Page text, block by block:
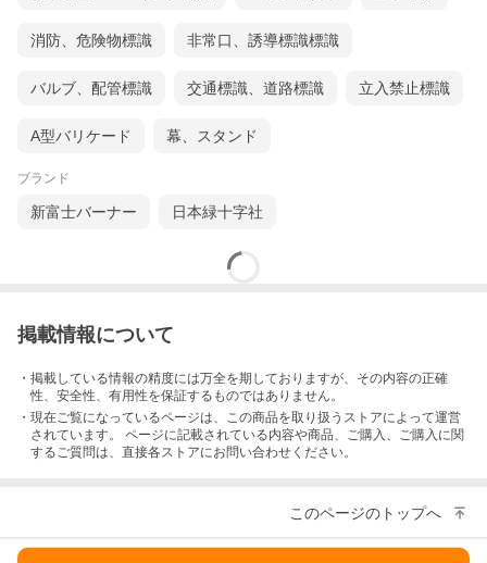
消防、危険物標識 非常口、誘導標識標識
バルブ、配管標識 交通標識、道路標識 立入禁止標識
A型バリケード 幕、スタンド
ブランド
新富士バーナー 日本緑十字社
掲載情報について
・掲載している情報の精度には万全を期しておりますが、その内容の正確
性、安全性、有用性を保証するものではありません。
・現在ご覧になっているページは、この商品を取り扱うストアによって運営
されています。 ページに記載されている内容や商品、ご購入 、ご購入に関
するご質問は、直接各ストアにお問い合わせください。
このページのトップへ